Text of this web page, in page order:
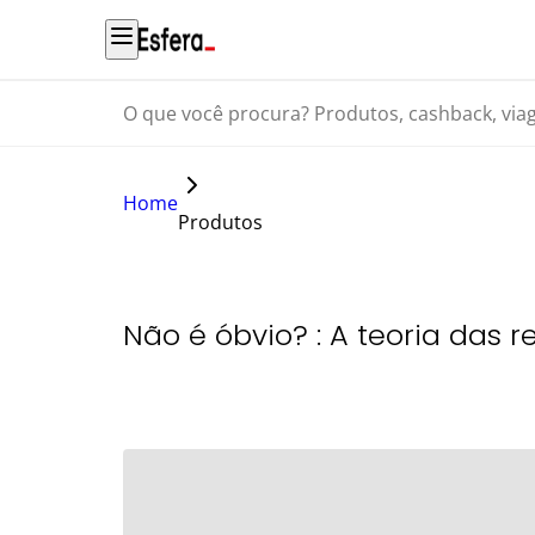
O que você procura? Produtos, cashback, viagens...
Home
Produtos
Não é óbvio? : A teoria das